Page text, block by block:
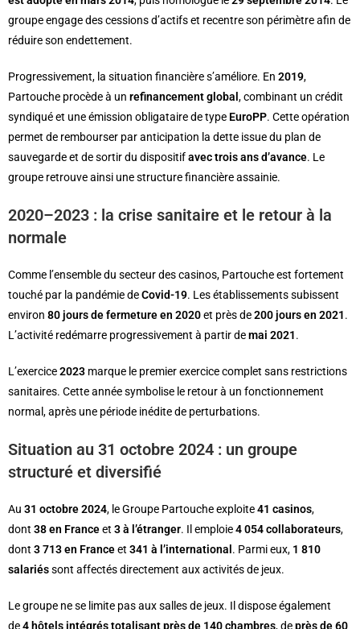
groupe engage des cessions d’actifs et recentre son périmètre afin de
réduire son endettement.
Progressivement, la situation financière s’améliore. En 2019,
Partouche procède à un refinancement global , combinant un crédit
syndiqué et une émission obligataire de type EuroPP. Cette opération
permet de rembourser par anticipation la dette issue du plan de
sauvegarde et de sortir du dispositifavec trois ans d’avance. Le
groupe retrouve ainsi une structure financière assainie.
2020–2023 : la crise sanitaire et le retour à la
normale
Comme l’ensemble du secteur des casinos, Partouche est fortement
touché par la pandémie deCovid-19. Les établissements subissent
environ 80 jours de fermeture en 2020et près de200 jours en 2021.
L’activité redémarre progressivement à partir demai 2021.
L’exercice2023 marque le premier exercice complet sans restrictions
sanitaires. Cette année symbolise le retour à un fonctionnement
normal, après une période inédite de perturbations.
Situation au 31 octobre 2024 : un groupe
structuré et diversifié
Au 31 octobre 2024, le Groupe Partouche exploite41 casinos,
dont 38 en Franceet 3 à l’étranger. Il emploie4 054 collaborateurs,
dont 3 713 en Franceet 341 à l’international . Parmi eux, 1 810
salariéssont affectés directement aux activités de jeux.
Le groupe ne se limite pas aux salles de jeux. Il dispose également
de4 hôtels intégrés totalisant près de 140 chambres, deprès de 60